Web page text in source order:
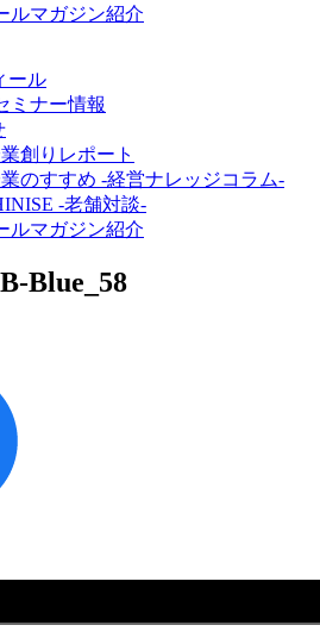
ルマガジン紹介
ール
ミナー情報
創りレポート
のすすめ -経営ナレッジコラム-
-老舗対談-
ルマガジン紹介
Blue_58